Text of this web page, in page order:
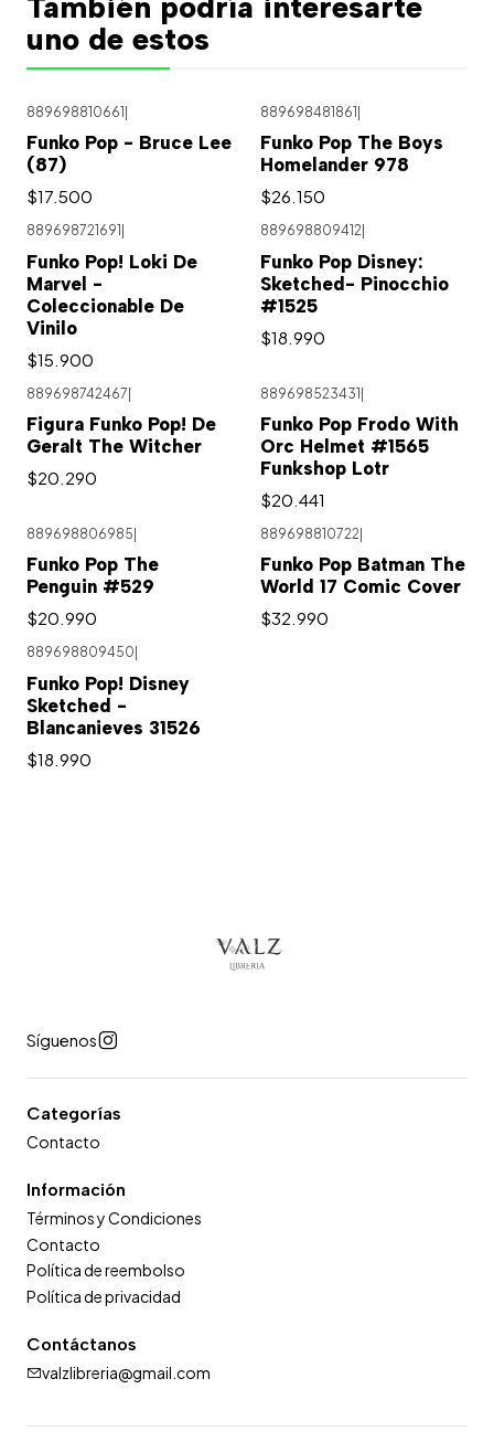
uno de estos
889698810661
Funko Pop - Bruce Lee
(87)
$17.500
889698481861
Funko Pop The Boys
Homelander 978
$26.150
889698721691
Funko Pop! Loki De
Marvel -
Coleccionable De
Vinilo
$15.900
889698809412
Funko Pop Disney:
Sketched- Pinocchio
#1525
$18.990
889698742467|
Figura Funko Pop! De
Geralt The Witcher
$20.290
889698523431|
Funko Pop Frodo With
Orc Helmet #1565
Funkshop Lotr
$20.441
889698806985
Funko Pop The
Penguin #529
$20.990
889698810722
Funko Pop Batman The
World 17 Comic Cover
$32.990
889698809450
Funko Pop! Disney
Sketched -
Blancanieves 31526
$18.990
Síguenos
Categorías
Contacto
Información
Términos y Condiciones
Contacto
Política de reembolso
Política de privacidad
Contáctanos
valzlibreria@gmail.com